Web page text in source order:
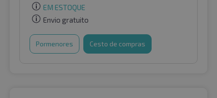
EM ESTOQUE
Envio gratuito
Pormenores Cesto de compras